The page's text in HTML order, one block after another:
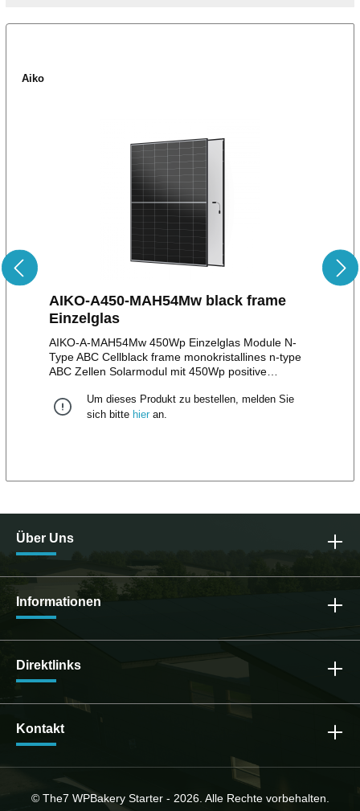
Aiko
AIKO-A450-MAH54Mw black frame
Einzelglas
AIKO-A-MAH54Mw 450Wp Einzelglas Module N-
Type ABC Cellblack frame monokristallines n-type
ABC Zellen Solarmodul mit 450Wp positive
HalbzellenStäubli MC4 Stecker/EVO II Stecker12
Jahre Produktgarantie30 Jahre lineare
Um dieses Produkt zu bestellen, melden Sie
sich bitte hier an.
Über Uns
Informationen
Direktlinks
Kontakt
© The7 WPBakery Starter - 2026. Alle Rechte vorbehalten.